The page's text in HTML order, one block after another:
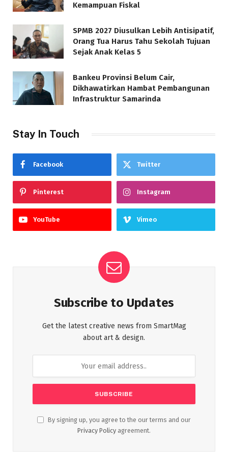
Kemampuan Fiskal
SPMB 2027 Diusulkan Lebih Antisipatif,
Orang Tua Harus Tahu Sekolah Tujuan
Sejak Anak Kelas 5
Bankeu Provinsi Belum Cair,
Dikhawatirkan Hambat Pembangunan
Infrastruktur Samarinda
Stay In Touch
Facebook Twitter
Pinterest Instagram
YouTube Vimeo
Subscribe to Updates
Get the latest creative news from SmartMag
about art & design.
By signing up, you agree to the our terms and our
Privacy Policy agreement.